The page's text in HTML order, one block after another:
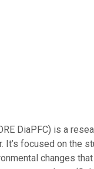
DiaPFC) is a
It’s focused on the
changes